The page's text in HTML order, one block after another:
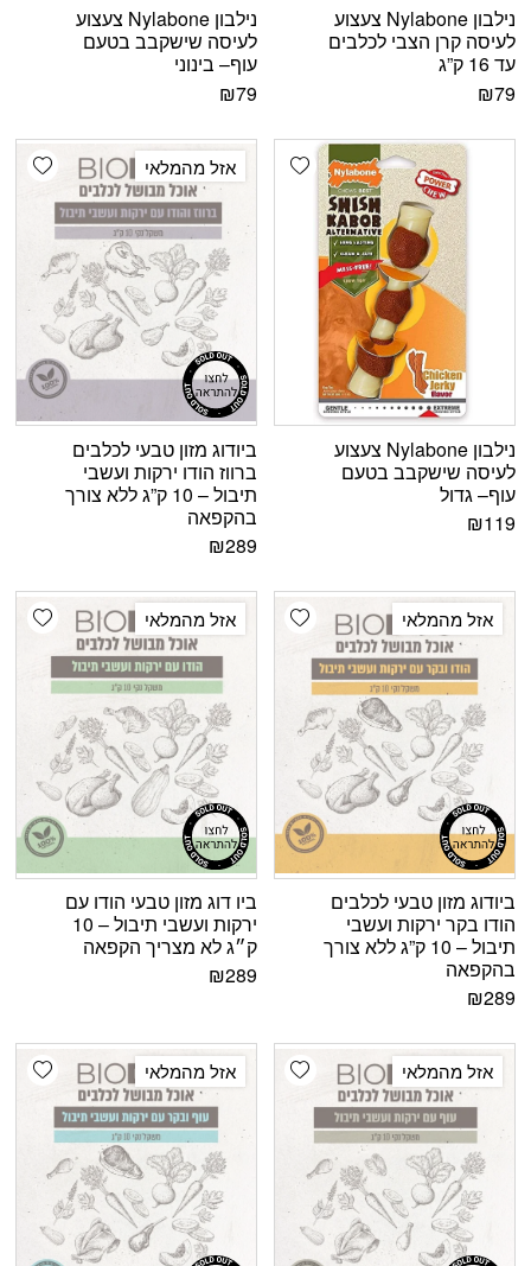
נילבון Nylabone צעצוע
לעיסה קרן הצבי לכלבים
עד 16 ק”ג
₪79
נילבון Nylabone צעצוע
לעיסה שישקבב בטעם
עוף– בינוני
₪79
Add wishlist
נילבון Nylabone צעצוע
לעיסה שישקבב בטעם
עוף– גדול
₪119
אזל מהמלאי
ביודוג מזון טבעי לכלבים
ברווז הודו ירקות ועשבי
תיבול – 10 ק”ג ללא צורך
בהקפאה
₪289
Add wishlist אזל מהמלאי
ביודוג מזון טבעי לכלבים
הודו בקר ירקות ועשבי
תיבול – 10 ק”ג ללא צורך
בהקפאה
₪289
אזל מהמלאי
ביו דוג מזון טבעי הודו עם
ירקות ועשבי תיבול – 10
ק״ג לא מצריך הקפאה
₪289
Add wishlist אזל מהמלאי אזל מהמלאי